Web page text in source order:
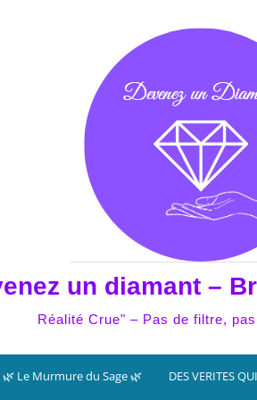
un diamant –
Réalité Crue" – Pas de filtre,
🌿 Le Murmure du Sage 🌿 DES VERITES